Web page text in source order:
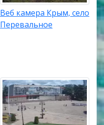
Веб камера Крым, село
Перевальное